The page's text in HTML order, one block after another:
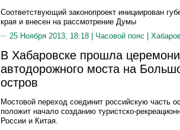
Соответствующий законопроект инициирован
края и внесен на рассмотрение Думы
25 Ноября 2013, 18:18 | Часовой пояс
В Хабаровске прошла
автодорожного моста на
остров
Мостовой переход соединит российскую часть
положит начало созданию туристско-
России и Китая.